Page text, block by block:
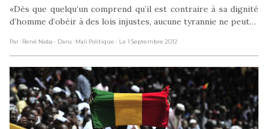
«Dès que quelqu’un comprend qu’il est contraire à sa dignité
d’homme d’obéir à des lois injustes, aucune tyrannie ne peut…
Par : René Naba - Dans : Mali Politique - Le 1 Septembre 2012